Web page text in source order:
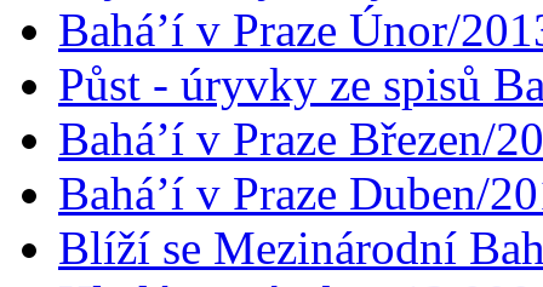
Bahá’í v Praze Únor/
Půst - úryvky ze spisů
Bahá’í v Praze Březen/
Bahá’í v Praze Duben/
Blíží se Mezinárodní